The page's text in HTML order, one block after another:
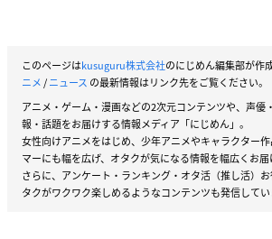
このページはkusuguru株式会社のにじめん編集部が作
ニメ/ニュース の最新情報はリンク先をご覧ください。
アニメ・ゲーム・漫画などの2次元コンテンツや、声優
報・話題をお届けする情報メディア「にじめん」。
女性向けアニメをはじめ、少年アニメやキャラクター
マーにも幅を広げ、オタクが気になる情報を幅広くお届
さらに、アンケート・ランキング・オタ活（推し活）
タクがワクワク楽しめるようなコンテンツも発信してい